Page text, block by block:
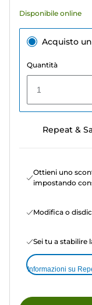
Disponibile online
Acquisto
Quantità
1
Repeat &
Ottieni uno
impostando
Modifica o
Sei tu a stabilire
Informazioni su